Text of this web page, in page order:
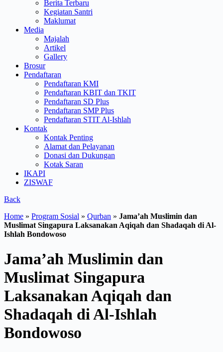
Berita Terbaru
Kegiatan Santri
Maklumat
Media
Majalah
Artikel
Gallery
Brosur
Pendaftaran
Pendaftaran KMI
Pendaftaran KBIT dan TKIT
Pendaftaran SD Plus
Pendaftaran SMP Plus
Pendaftaran STIT Al-Ishlah
Kontak
Kontak Penting
Alamat dan Pelayanan
Donasi dan Dukungan
Kotak Saran
IKAPI
ZISWAF
Back
Home » Program Sosial » Qurban » Jama’ah Muslimin dan
Muslimat Singapura Laksanakan Aqiqah dan Shadaqah di Al-
Ishlah Bondowoso
Jama’ah Muslimin dan
Muslimat Singapura
Laksanakan Aqiqah dan
Shadaqah di Al-Ishlah
Bondowoso